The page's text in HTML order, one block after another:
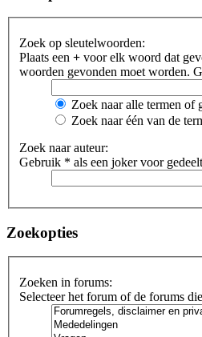
Zoek op sleutelwoorden:
Plaats een + voor elk woord dat
woorden gevonden moet worden.
Zoek naar alle termen of
Zoek naar één van de
Zoek naar auteur:
Gebruik * als een joker voor
Zoekopties
Zoeken in forums:
Selecteer het forum of de forums